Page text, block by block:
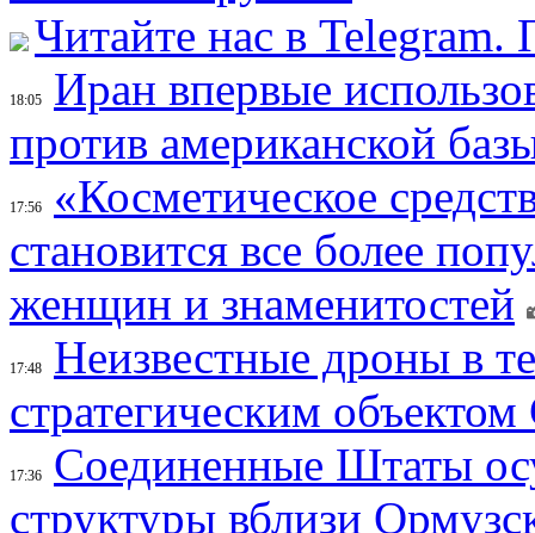
Читайте нас в
18:05
Иран впервые
против американской
17:56
«Косметическое
становится все более
женщин и знаменитостей
17:48
Неизвестные дроны в
стратегическим
17:36
Соединенные Штаты
структуры вблизи